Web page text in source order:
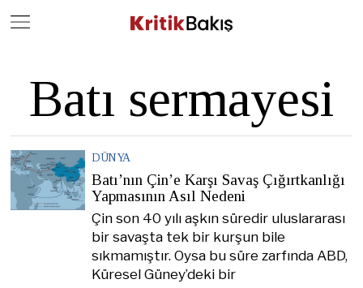
Batı sermayesi
DÜNYA
Batı’nın Çin’e Karşı Savaş Çığırtkanlığı
Yapmasının Asıl Nedeni
Çin son 40 yılı aşkın süredir uluslararası
bir savaşta tek bir kurşun bile
sıkmamıştır. Oysa bu süre zarfında ABD,
Küresel Güney’deki bir